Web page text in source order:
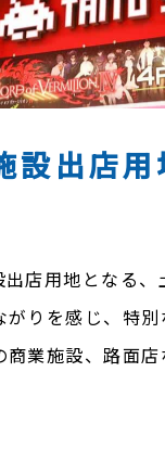
設出店用
店用地となる、
りを感じ、特別
業施設、路面